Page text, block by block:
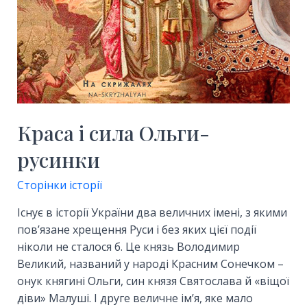
Краса і сила Ольги-
русинки
Сторінки історії
Існує в історії України два величних імені, з якими
пов’язане хрещення Руси і без яких цієї події
ніколи не сталося б. Це князь Володимир
Великий, названий у народі Красним Сонечком –
онук княгині Ольги, син князя Святослава й «віщої
діви» Малуші. І друге величне ім’я, яке мало